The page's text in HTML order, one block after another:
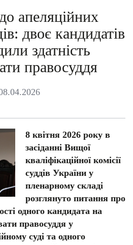
апеляційних
двоє кандидатів
здатність
правосуддя
8 квітня 2026 року в
засіданні Вищої
кваліфікаційної комісії
суддів України у
пленарному складі
розглянуто питання про
одного кандидата на
правосуддя у
суді та одного